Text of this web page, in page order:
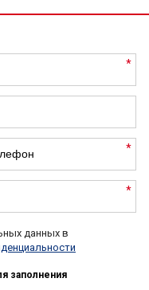
*
*
*
данных в
заполнения